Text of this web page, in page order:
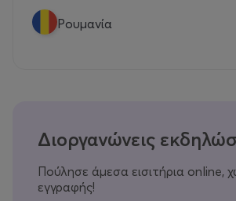
Ρουμανία
Διοργανώνεις
Πούλησε άμεσα εισιτήρια online,
εγγραφής!